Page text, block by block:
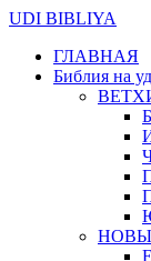
UDI BIBLIYA
ГЛАВНАЯ
Библия на